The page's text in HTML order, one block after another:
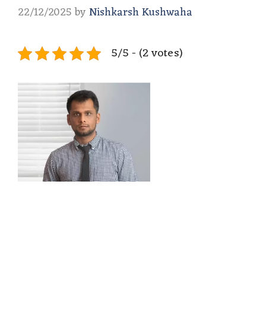
22/12/2025 byNishkarsh Kushwaha
5/5 - (2 votes)